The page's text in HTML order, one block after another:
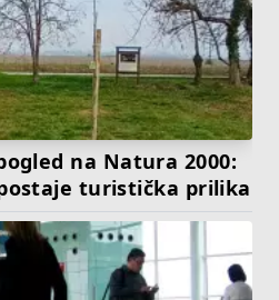
na Natura 2000:
turistička prilika